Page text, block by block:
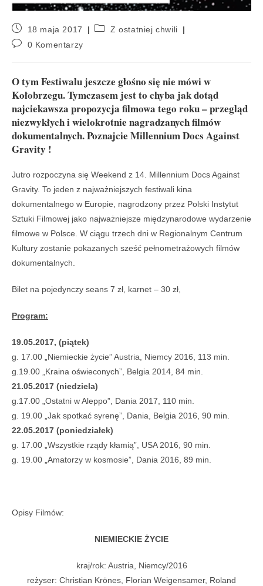
18 maja 2017
Z ostatniej chwili
0 Komentarzy
O tym Festiwalu jeszcze głośno się nie mówi w
Kołobrzegu. Tymczasem jest to chyba jak dotąd
najciekawsza propozycja filmowa tego roku – przegląd
niezwykłych i wielokrotnie nagradzanych filmów
dokumentalnych. Poznajcie Millennium Docs Against
Gravity !
Jutro rozpoczyna się Weekend z 14. Millennium Docs Against
Gravity. To jeden z najważniejszych festiwali kina
dokumentalnego w Europie, nagrodzony przez Polski Instytut
Sztuki Filmowej jako najważniejsze międzynarodowe wydarzenie
filmowe w Polsce. W ciągu trzech dni w Regionalnym Centrum
Kultury zostanie pokazanych sześć pełnometrażowych filmów
dokumentalnych.
Bilet na pojedynczy seans 7 zł, karnet – 30 zł,
Program:
19.05.2017, (piątek)
g. 17.00 „Niemieckie życie” Austria, Niemcy 2016, 113 min.
g.19.00 „Kraina oświeconych”, Belgia 2014, 84 min.
21.05.2017 (niedziela)
g.17.00 „Ostatni w Aleppo”, Dania 2017, 110 min.
g. 19.00 „Jak spotkać syrenę”, Dania, Belgia 2016, 90 min.
22.05.2017 (poniedziałek)
g. 17.00 „Wszystkie rządy kłamią”, USA 2016, 90 min.
g. 19.00 „Amatorzy w kosmosie”, Dania 2016, 89 min.
Opisy Filmów:
NIEMIECKIE ŻYCIE
kraj/rok: Austria, Niemcy/2016
reżyser: Christian Krönes, Florian Weigensamer, Roland